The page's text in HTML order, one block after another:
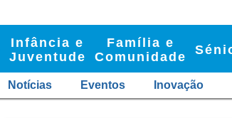
Infância e
Juventude
Família e
Comunidade
Notícias Eventos Inovação